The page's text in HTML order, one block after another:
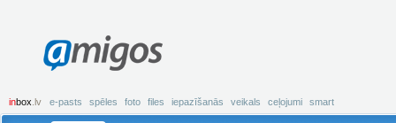
amigos
inbox .lv e-pasts spēles foto files iepazīšanās veikals ceļojumi smart